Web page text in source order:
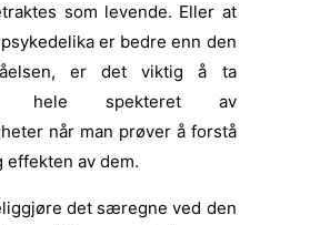
som levende. Eller at
er bedre enn den
er det viktig å ta
hele spekteret av
når man prøver å forstå
effekten av dem.
det særegne ved den